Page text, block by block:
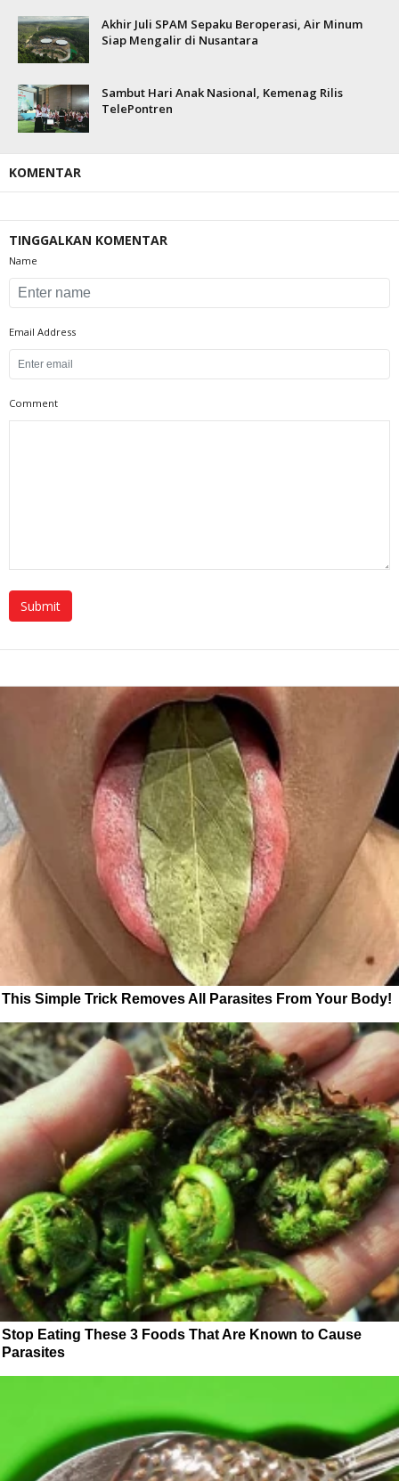
Akhir Juli SPAM Sepaku Beroperasi, Air Minum
Siap Mengalir di Nusantara
Sambut Hari Anak Nasional, Kemenag Rilis
TelePontren
KOMENTAR
TINGGALKAN KOMENTAR
Name
Email Address
Comment
This Simple Trick Removes All Parasites From Your Body!
Stop Eating These 3 Foods That Are Known to Cause
Parasites